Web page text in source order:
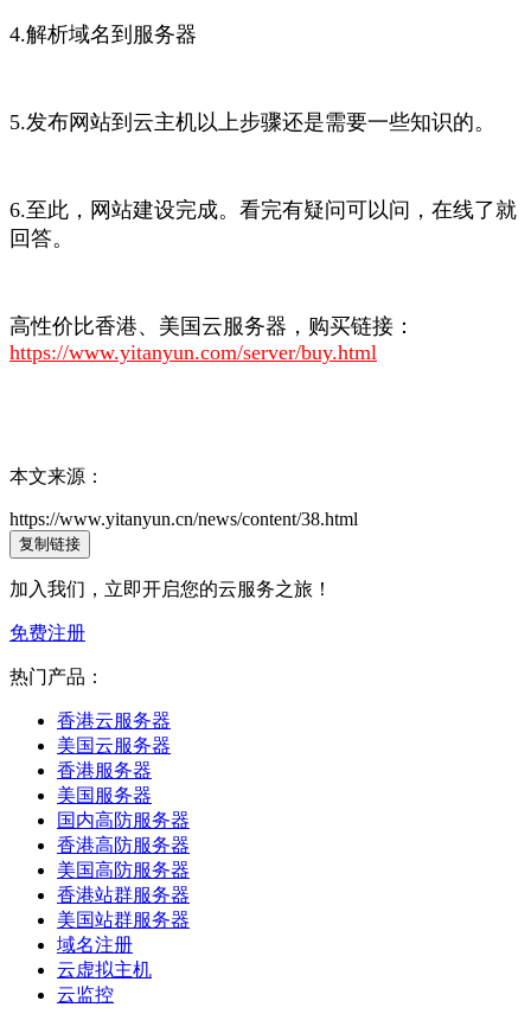
4.解析域名到服务器
5.发布网站到云主机以上步骤还是需要一些知识的。
6.至此，网站建设完成。看完有疑问可以问，在线了就
回答。
高性价比香港、美国云服务器，购买链接：
https://www.yitanyun.com/server/buy.html
本文来源：
https://www.yitanyun.cn/news/content/38.html
复制链接
加入我们，立即开启您的云服务之旅！
免费注册
热门产品：
香港云服务器
美国云服务器
香港服务器
美国服务器
国内高防服务器
香港高防服务器
美国高防服务器
香港站群服务器
美国站群服务器
域名注册
云虚拟主机
云监控